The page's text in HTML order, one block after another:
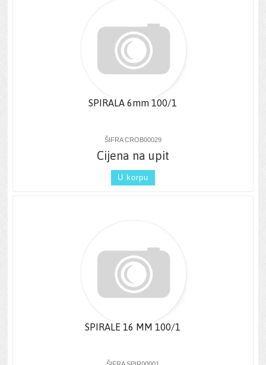
SPIRALA 6mm 100/1
ŠIFRA CROB00029
Cijena na upit
U korpu
SPIRALE 16 MM 100/1
ŠIFRA SPIR00001